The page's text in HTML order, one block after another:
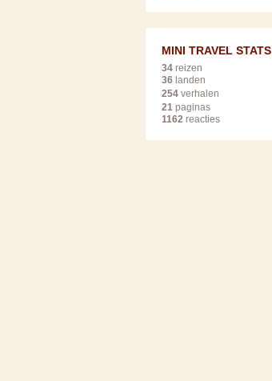
MINI TRAVEL STATS
34 reizen
36 landen
254 verhalen
21 paginas
1162 reacties